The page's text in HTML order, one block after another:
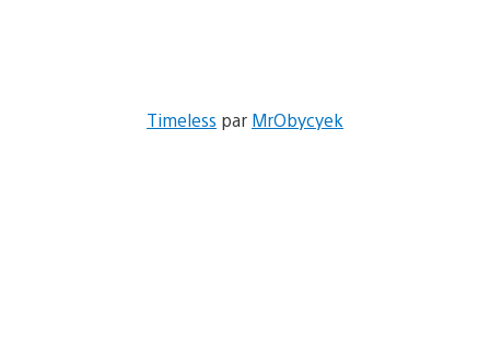
Timeless par MrObycyek